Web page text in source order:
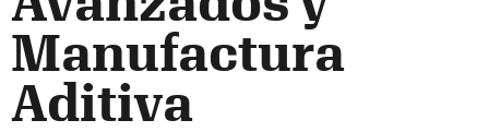
Manufactura
Aditiva